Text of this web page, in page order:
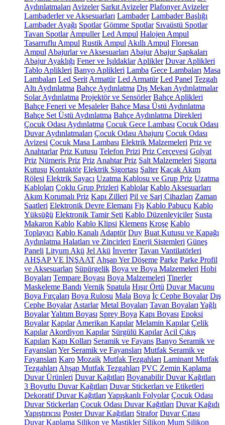
Aydınlatmaları Avizeler Sarkıt Avizeler Plafonyer Avizeler
Lambaderler ve Aksesuarları Lambader Lambader Başlığı
Lambader Ayağı Spotlar Gömme Spotlar Sıvaüstü Spotlar
Tavan Spotlar Ampuller Led Ampul Halojen Ampul
Tasarruflu Ampul Rustik Ampul Akıllı Ampul Floresan
Ampul Abajurlar ve Aksesuarları Abajur Abajur Şapkaları
Abajur Ayaklığı Fener ve Işıldaklar Aplikler Duvar Aplikleri
Tablo Aplikleri Banyo Aplikleri Lamba Gece Lambaları Masa
Lambaları Led Şerit Armatür Led Armatür Led Panel Tezgah
Altı Aydınlatma Bahçe Aydınlatma Dış Mekan Aydınlatmalar
Solar Aydınlatma Projektör ve Sensörler Bahçe Aplikleri
Bahçe Feneri ve Meşaleler Bahçe Masa Üstü Aydınlatma
Bahçe Set Üstü Aydınlatma Bahçe Aydınlatma Direkleri
Çocuk Odası Aydınlatma Çocuk Gece Lambası Çocuk Odası
Duvar Aydınlatmaları Çocuk Odası Abajuru Çocuk Odası
Avizesi Çocuk Masa Lambası Elektrik Malzemeleri Priz ve
Anahtarlar Priz Kutusu Telefon Prizi Priz Çerçevesi Golyat
Priz Nümeris Priz Priz Anahtar Priz Şalt Malzemeleri Sigorta
Kutusu Kontaktör Elektrik Sigortası Şalter Kaçak Akım
Rölesi Elektrik Sayacı Uzatma Kablosu ve Grup Priz Uzatma
Kabloları Çoklu Grup Prizleri Kablolar Kablo Aksesuarları
Akım Korumalı Priz Kapı Zilleri Pil ve Şarj Cihazları Zaman
Saatleri Elektronik Devre Elemanı Fiş Kablo Pabucu Kablo
Yüksüğü Elektronik Tamir Seti Kablo Düzenleyiciler Susta
Makaron Kablo Kablo Klipsi Klemens Kroşe Kablo
Toplayıcı Kablo Kanalı Adaptör Duy Buat Kutusu ve Kapağı
Aydınlatma Halatları ve Zincirleri Enerji Sistemleri Güneş
Paneli Lityum Akü Jel Akü İnverter Tavan Vantilatörleri
AHŞAP VE İNŞAAT Ahşap Yer Döşeme Parke Parke Profil
ve Aksesuarları Süpürgelik Boya ve Boya Malzemeleri Hobi
Boyaları Tempare Boyası Boya Malzemeleri Tinerler
Maskeleme Bandı Vernik Spatula Hışır Örtü Duvar Macunu
Boya Fırçaları Boya Rulosu Mala Boya İç Cephe Boyalar Dış
Cephe Boyalar Astarlar Metal Boyaları Tavan Boyaları Yağlı
BoyalarYalıtım Boyası Sprey Boya Kapı Boyası Epoksi
Boyalar Kapılar Amerikan Kapılar Melamin Kapılar Çelik
Kapılar Akordiyon Kapılar Sürgülü Kapılar Acil Çıkış
Kapıları Kapı Kolları Seramik ve Fayans Banyo Seramik ve
Fayansları Yer Seramik ve Fayansları Mutfak Seramik ve
Fayansları Karo Mozaik Mutfak Tezgahları Laminant Mutfak
Tezgahları Ahşap Mutfak Tezgahları PVC Zemin Kaplama
Duvar Ürünleri Duvar Kağıtları Boyanabilir Duvar Kağıtları
3 Boyutlu Duvar Kağıtları Duvar Stickerları ve Etiketleri
Dekoratif Duvar Kağıtları Yapışkanlı Folyolar Çocuk Odası
Duvar Stickerları Çocuk Odası Duvar Kağıtları Duvar Kağıdı
Yapıştırıcısı Poster Duvar Kağıtları Strafor Duvar Çıtası
Duvar Kaplama Silikon ve Mastikler Silikon Mum Silikon